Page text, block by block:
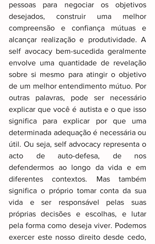
pessoas para negociar os objetivos
desejados, construir uma melhor
compreensão e confiança mútuas e
alcançar realização e produtividade. A
self avocacy bem-sucedida geralmente
envolve uma quantidade de revelação
sobre si mesmo para atingir o objetivo
de um melhor entendimento mútuo. Por
outras palavras, pode ser necessário
explicar que você é autista e o que isso
significa para explicar por que uma
determinada adequação é necessária ou
útil. Ou seja, self advocacy representa o
acto de auto-defesa, de nos
defendermos ao longo da vida e em
diferentes contextos. Mas também
significa o próprio tomar conta da sua
vida e ser responsável pelas suas
próprias decisões e escolhas, e lutar
pela forma como deseja viver. Podemos
exercer este nosso direito desde cedo,